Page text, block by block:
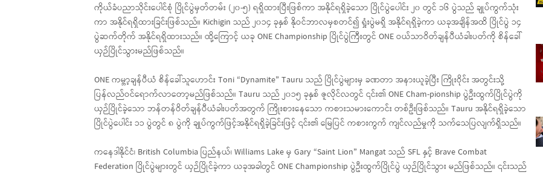
ကိုယ်ခံပညာသိုင်းပေါင်စုံ ပြိုင်ပွဲမှတ်တမ်း (၂၀-၅) ရရှိထားပြီးဖြစ်ကာ အနိုင်ရရှိခဲ့သော ပြိုင်ပွဲပေါင်း ၂၀ တွင် ၁၆ ပွဲသည် ချုပ်ကွက်သုံး
ကာ အနိုင်ရရှိထားခြင်းဖြစ်သည်။ Kichigin သည် ၂၀၁၄ ခုနှစ် နိုဝင်ဘာလမှစတင်၍ ရှုံးပွဲမရှိ အနိုင်ရရှိခဲ့ကာ ယခုအချိန်အထိ ပြိုင်ပွဲ ၁၄
ပွဲဆက်တိုက် အနိုင်ရရှိထားသည်။ ထို့ကြောင့် ယခု ONE Championship ပြိုင်ပွဲကြီးတွင် ONE ဝယ်သာဝိတ်ချန်ပီယံခါးပတ်ကို စိန်ခေါ်
ယှဉ်ပြိုင်သွားမည်ဖြစ်သည်။
ONE ကမ္ဘာ့ချန်ပီယံ စိန်ခေါ်သူဟောင်း Toni “Dynamite” Tauru သည် ပြိုင်ပွဲများမှ ခဏတာ အနားယူခဲ့ပြီး ကြိုးဝိုင်း အတွင်းသို့
ပြန်လည်ဝင်ရောက်လာတော့မည်ဖြစ်သည်။ Tauru သည် ၂၀၁၅ ခုနှစ် ဇူလိုင်လတွင် ၎င်း၏ ONE Cham-pionship ပွဲဦးထွက်ပြိုင်ပွဲကို
ယှဉ်ပြိုင်ခဲ့သော ဘန်တန်ဝိတ်ချန်ပီယံခါးပတ်အတွက် ကြိုးစားနေသော ကစားသမားကောင်း တစ်ဦးဖြစ်သည်။ Tauru အနိုင်ရရှိခဲ့သော
ပြိုင်ပွဲပေါင်း ၁၁ ပွဲတွင် ၈ ပွဲကို ချုပ်ကွက်ဖြင့်အနိုင်ရရှိခဲ့ခြင်းဖြင့် ၎င်း၏ မြေပြင် ကစားကွက် ကျင်လည်မှုကို သက်သေပြလျက်ရှိသည်။
ကနေဒါနိုင်ငံ၊ British Columbia ပြည်နယ်၊ Williams Lake မှ Gary “Saint Lion” Mangat သည် SFL နှင့် Brave Combat
Federation ပြိုင်ပွဲများတွင် ယှဉ်ပြိုင်ခဲ့ကာ ယခုအခါတွင် ONE Championship ပွဲဦးထွက်ပြိုင်ပွဲ ယှဉ်ပြိုင်သွား မည်ဖြစ်သည်။ ၎င်းသည်